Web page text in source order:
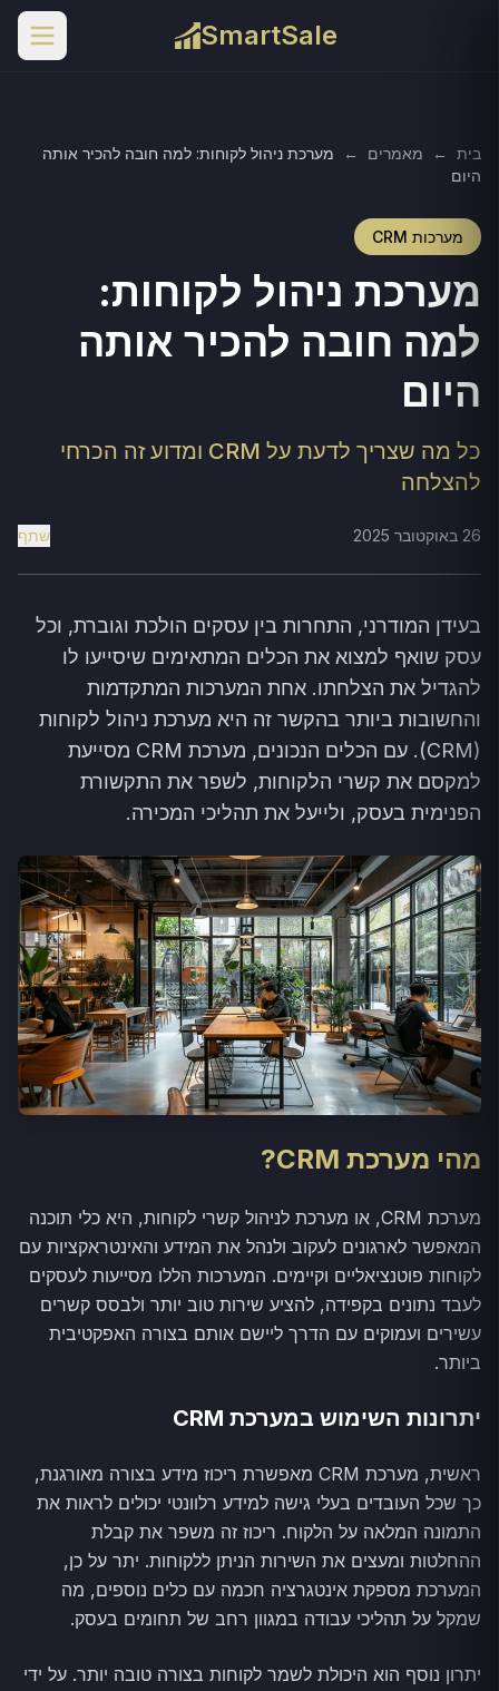
SmartSale
בית ← מאמרים ←
מערכת ניהול לקוחות: למה חובה להכיר אותה
היום
מערכות CRM
מערכת ניהול לקוחות:
למה חובה להכיר אותה
היום
כל מה שצריך לדעת על CRM ומדוע זה הכרחי
להצלחה
26 באוקטובר 2025 שתף
בעידן המודרני, התחרות בין עסקים הולכת וגוברת, וכל
עסק שואף למצוא את הכלים המתאימים שיסייעו לו
להגדיל את הצלחתו. אחת המערכות המתקדמות
והחשובות ביותר בהקשר זה היא מערכת ניהול לקוחות
(CRM). עם הכלים הנכונים, מערכת CRM מסייעת
למקסם את קשרי הלקוחות, לשפר את התקשורת
הפנימית בעסק, ולייעל את תהליכי המכירה.
מהי מערכת CRM?
מערכת CRM, או מערכת לניהול קשרי לקוחות, היא כלי תוכנה
המאפשר לארגונים לעקוב ולנהל את המידע והאינטראקציות עם
לקוחות פוטנציאליים וקיימים. המערכות הללו מסייעות לעסקים
לעבד נתונים בקפידה, להציע שירות טוב יותר ולבסס קשרים
עשירים ועמוקים עם הדרך ליישם אותם בצורה האפקטיבית
ביותר.
יתרונות השימוש במערכת CRM
ראשית, מערכת CRM מאפשרת ריכוז מידע בצורה מאורגנת,
כך שכל העובדים בעלי גישה למידע רלוונטי יכולים לראות את
התמונה המלאה על הלקוח. ריכוז זה משפר את קבלת
ההחלטות ומעצים את השירות הניתן ללקוחות. יתר על כן,
המערכת מספקת אינטגרציה חכמה עם כלים נוספים, מה
שמקל על תהליכי עבודה במגוון רחב של תחומים בעסק.
יתרון נוסף הוא היכולת לשמר לקוחות בצורה טובה יותר. על ידי